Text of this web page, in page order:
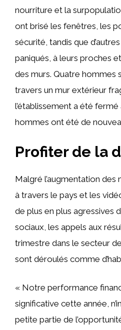
nourriture et la
ont brisé les fenêtres, les
sécurité, tandis que
paniqués, à leurs proches
des murs. Quatre hommes
travers un mur extérieur
l’établissement a été
hommes ont été de
Profiter de la
Malgré l’augmentation des
à travers le pays et les
de plus en plus agressives
sociaux, les appels aux
trimestre dans le secteur
sont déroulés comme
« Notre performance
significative cette année,
petite partie de